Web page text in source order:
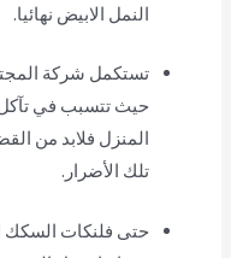
النمل الابيض نهائيا.
تستكمل شركة
حيث تتسبب في تآكل
المنزل فلابد من
تلك الأضرار.
حتى فلنكات السكك